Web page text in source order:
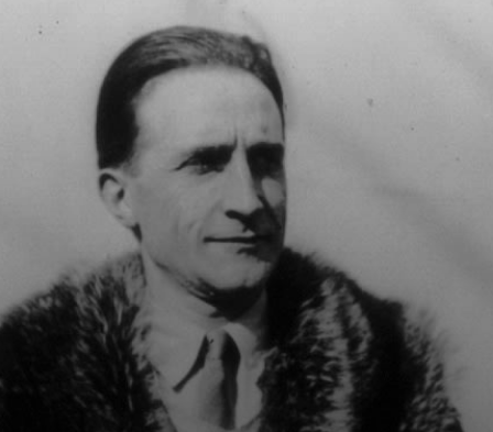
Il les distribuait à
ses amis, un
geste à la fois
intime et
audacieux, lui
permettant de